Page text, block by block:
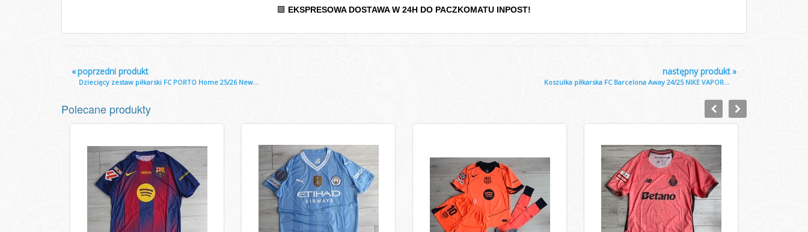
🟩 EKSPRESOWA DOSTAWA W 24H DO PACZKOMATU INPOST!
«poprzedni produkt
Dziecięcy zestaw piłkarski FC PORTO Home 25/26 New...
»
następny produkt
Koszulka piłkarska FC Barcelona Away 24/25 NIKE VAPOR...
Polecane produkty